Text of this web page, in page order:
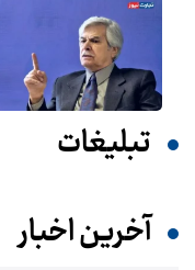
تبلیغات
آخرین اخبار